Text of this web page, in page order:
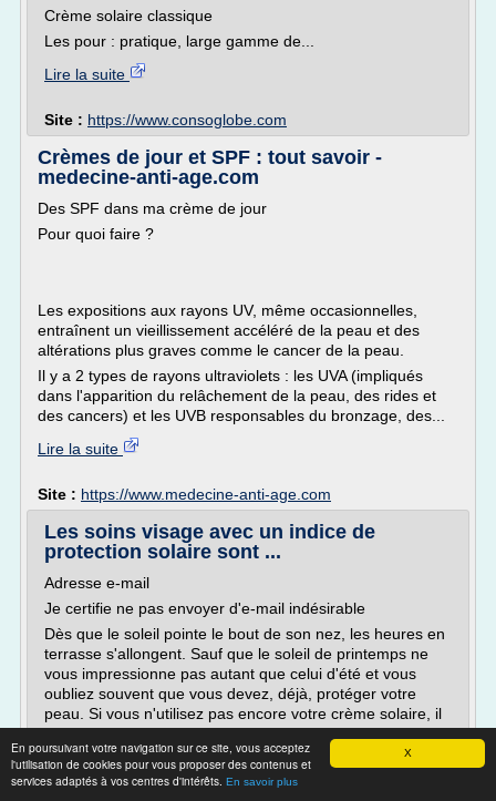
X
En poursuivant votre navigation sur ce site, vous acceptez
l'utilisation de cookies pour vous proposer des contenus et
services adaptés à vos centres d'intérêts. En savoir plus
Crème solaire classique
Les pour : pratique, large gamme de...
Lire la suite
Site : https://www.consoglobe.com
Crèmes de jour et SPF : tout savoir -
medecine-anti-age.com
Des SPF dans ma crème de jour
Pour quoi faire ?
Les expositions aux rayons UV, même occasionnelles,
entraînent un vieillissement accéléré de la peau et des
altérations plus graves comme le cancer de la peau.
Il y a 2 types de rayons ultraviolets : les UVA (impliqués
dans l'apparition du relâchement de la peau, des rides et
des cancers) et les UVB responsables du bronzage, des...
Lire la suite
Site : https://www.medecine-anti-age.com
Les soins visage avec un indice de
protection solaire sont ...
Adresse e-mail
Je certifie ne pas envoyer d'e-mail indésirable
Dès que le soleil pointe le bout de son nez, les heures en
terrasse s'allongent. Sauf que le soleil de printemps ne
vous impressionne pas autant que celui d'été et vous
oubliez souvent que vous devez, déjà, protéger votre
peau. Si vous n'utilisez pas encore votre crème solaire, il
existe des crèmes de jour, des soins...
Lire la suite
Date: